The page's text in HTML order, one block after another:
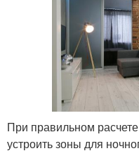
При правильном
устроить зоны для